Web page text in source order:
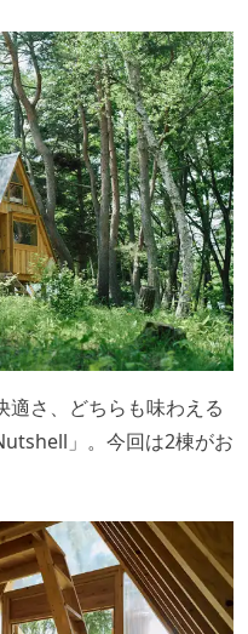
適さ、どちらも味わえる
」。今回は2棟がお